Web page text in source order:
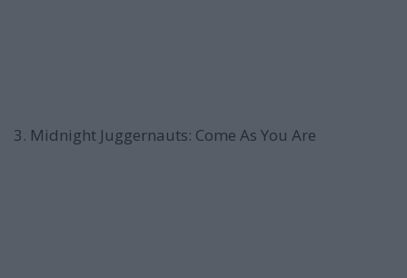
3. Midnight Juggernauts: Come As You Are